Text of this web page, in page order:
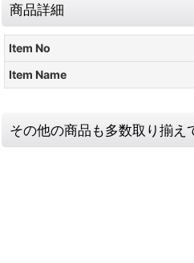
商品詳細
Item No
Item Name
その他の商品も多数取り揃え